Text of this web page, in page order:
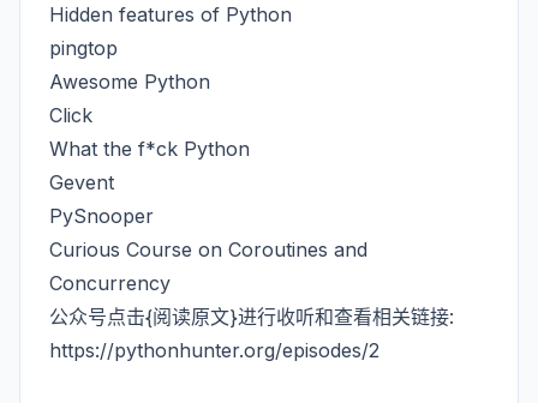
Hidden features of Python
pingtop
Awesome Python
Click
What the f*ck Python
Gevent
PySnooper
Curious Course on Coroutines and
Concurrency
公众号点击{阅读原文}进行收听和查看相关链接:
https://pythonhunter.org/episodes/2